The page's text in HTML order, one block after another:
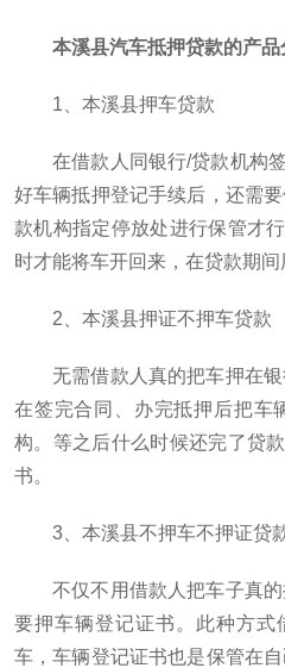
本溪县汽车抵押贷款的产品
1、本溪县押车贷款
在借款人同银行/贷款机构
好车辆抵押登记手续后，还需
款机构指定停放处进行保管才
时才能将车开回来，在贷款期间
2、本溪县押证不押车贷款
无需借款人真的把车押在
在签完合同、办完抵押后把车
构。等之后什么时候还完了贷
书。
3、本溪县不押车不押证贷
不仅不用借款人把车子真
要押车辆登记证书。此种方式
车，车辆登记证书也是保管在